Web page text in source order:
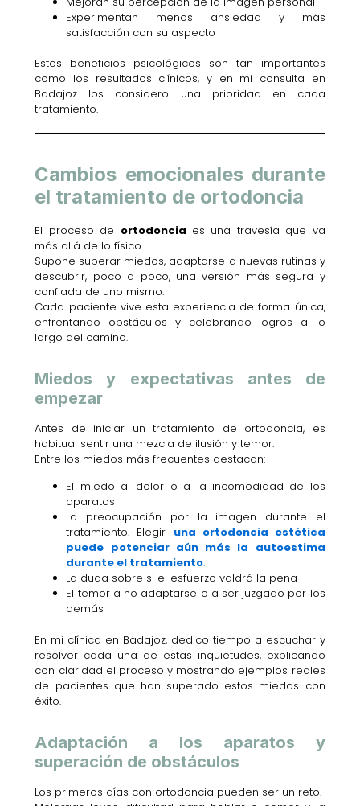
Experimentan menos ansiedad y más
satisfacción con su aspecto
Estos beneficios psicológicos son tan importantes
como los resultados clínicos, y en mi consulta en
Badajoz los considero una prioridad en cada
tratamiento.
Cambios emocionales durante
el tratamiento de ortodoncia
El proceso de ortodoncia es una travesía que va
más allá de lo físico.
Supone superar miedos, adaptarse a nuevas rutinas y
descubrir, poco a poco, una versión más segura y
confiada de uno mismo.
Cada paciente vive esta experiencia de forma única,
enfrentando obstáculos y celebrando logros a lo
largo del camino.
Miedos y expectativas antes de
empezar
Antes de iniciar un tratamiento de ortodoncia, es
habitual sentir una mezcla de ilusión y temor.
Entre los miedos más frecuentes destacan:
El miedo al dolor o a la incomodidad de los
aparatos
La preocupación por la imagen durante el
tratamiento. Elegir una ortodoncia estética
puede potenciar aún más la autoestima
durante el tratamiento.
La duda sobre si el esfuerzo valdrá la pena
El temor a no adaptarse o a ser juzgado por los
demás
En mi clínica en Badajoz, dedico tiempo a escuchar y
resolver cada una de estas inquietudes, explicando
con claridad el proceso y mostrando ejemplos reales
de pacientes que han superado estos miedos con
éxito.
Adaptación a los aparatos y
superación de obstáculos
Los primeros días con ortodoncia pueden ser un reto.